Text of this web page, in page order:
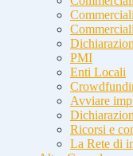
PMI
Enti Locali
Avviare
Ricorsi e
La Rete di